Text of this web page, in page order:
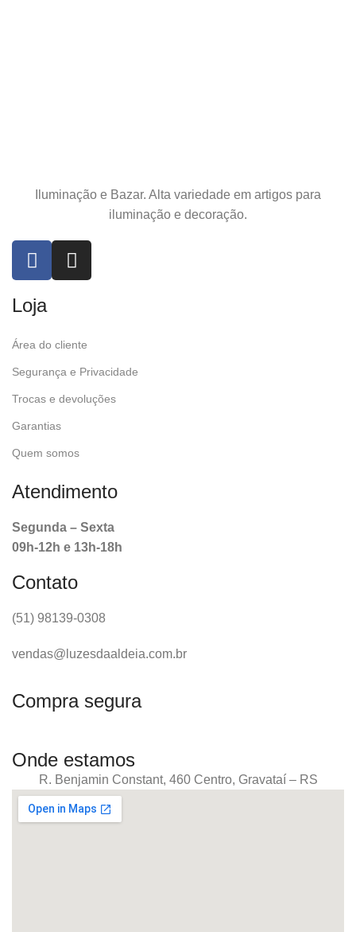
Iluminação e Bazar. Alta variedade em artigos para
iluminação e decoração.
Loja
Área do cliente
Segurança e Privacidade
Trocas e devoluções
Garantias
Quem somos
Atendimento
Segunda – Sexta
09h-12h e 13h-18h
Contato
(51) 98139-0308
vendas@luzesdaaldeia.com.br
Compra segura
Onde estamos
R. Benjamin Constant, 460 Centro, Gravataí – RS